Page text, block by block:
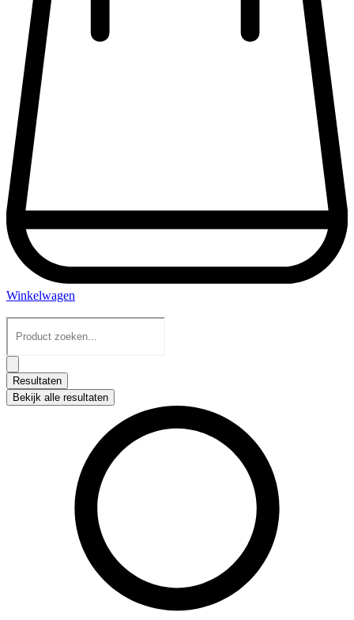
Winkelwagen
Search
Resultaten
Bekijk alle resultaten